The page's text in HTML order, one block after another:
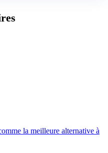
la meilleure alternative à